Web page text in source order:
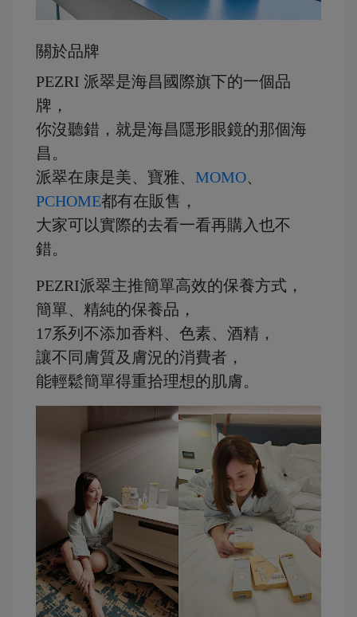
關於品牌
PEZRI 派翠是海昌國際旗下的一個品
牌，
你沒聽錯，就是海昌隱形眼鏡的那個海
昌。
派翠在康是美、寶雅、 MOMO、
PCHOME都有在販售，
大家可以實際的去看一看再購入也不
錯。
PEZRI派翠主推簡單高效的保養方式，
簡單、精純的保養品，
17系列不添加香料、色素、酒精，
讓不同膚質及膚況的消費者，
能輕鬆簡單得重拾理想的肌膚。